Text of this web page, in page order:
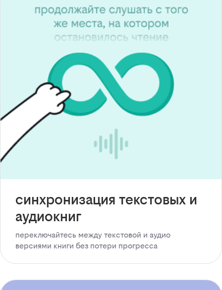
синхронизация текстовых и
аудиокниг
переключайтесь между текстовой и аудио
версиями книги без потери прогресса